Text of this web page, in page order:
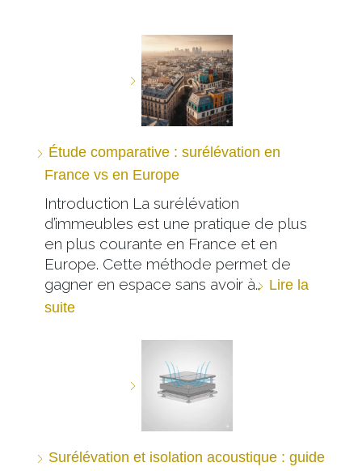
Étude comparative : surélévation en
France vs en Europe
Introduction La surélévation
d’immeubles est une pratique de plus
en plus courante en France et en
Europe. Cette méthode permet de
gagner en espace sans avoir à… Lire la
suite
Surélévation et isolation acoustique : guide